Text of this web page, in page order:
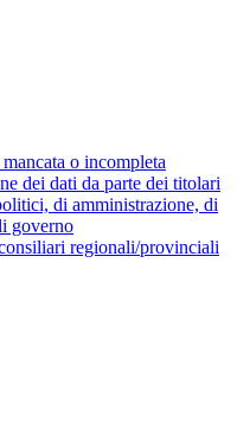
o incompleta
dei dati da parte dei titolari
di amministrazione, di
governo
regionali/provinciali